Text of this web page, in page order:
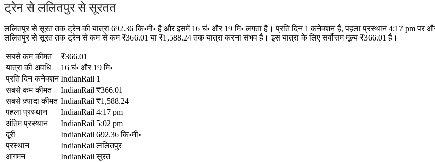
ट्रेन से ललितपुर से सूरतत
ललितपुर से सूरत तक ट्रेन की यात्रा 692.36 कि॰मी॰ है और इसमें 16 घं॰ और 19 मि॰ लगता है। प्रति दिन 1 कनेक्शन हैं, पहला प्रस्थान 4:17 pm पर
ललितपुर से सूरत तक ट्रेन से कम से कम ₹366.01 या ₹1,588.24 तक यात्रा करना संभव है। इस यात्रा के लिए सर्वोत्तम मूल्य ₹366.01 है।
सबसे कम कीमत
₹366.01
यात्रा की अवधि
16 घं॰ और 19 मि॰
प्रति दिन कनेक्शन IndianRail 1
सबसे कम कीमत
IndianRail ₹366.01
सबसे ज़्यादा कीमत IndianRail ₹1,588.24
पहला प्रस्थान
IndianRail 4:17 pm
अंतिम प्रस्थान
IndianRail 5:02 pm
दूरी
IndianRail 692.36 कि॰मी॰
प्रस्थान
IndianRail ललितपुर
आगमन
IndianRail सूरत